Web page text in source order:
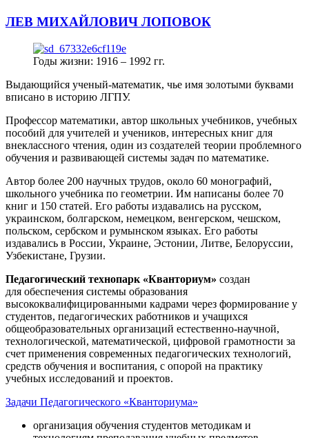
ЛЕВ МИХАЙЛОВИЧ ЛОПОВОК
Годы жизни: 1916 – 1992 гг.
Выдающийся ученый-математик, чье имя золотыми буквами
вписано в историю ЛГПУ.
Профессор математики, автор школьных учебников, учебных
пособий для учителей и учеников, интересных книг для
внеклассного чтения, один из создателей теории проблемного
обучения и развивающей системы задач по математике.
Автор более 200 научных трудов, около 60 монографий,
школьного учебника по геометрии. Им написаны более 70
книг и 150 статей. Его работы издавались на русском,
украинском, болгарском, немецком, венгерском, чешском,
польском, сербском и румынском языках. Его работы
издавались в России, Украине, Эстонии, Литве, Белоруссии,
Узбекистане, Грузии.
Педагогический технопарк «Кванториум» создан
для обеспечения системы образования
высококвалифицированными кадрами через формирование у
студентов, педагогических работников и учащихся
общеобразовательных организаций естественно-научной,
технологической, математической, цифровой грамотности за
счет применения современных педагогических технологий,
средств обучения и воспитания, с опорой на практику
учебных исследований и проектов.
Задачи Педагогического «Кванториума»
организация обучения студентов методикам и